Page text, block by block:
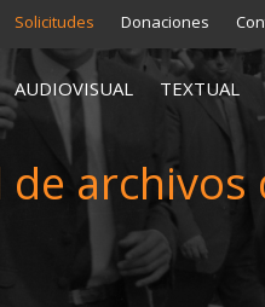
Solicitudes Donaciones
AUDIOVISUAL TEXTUAL
archivos